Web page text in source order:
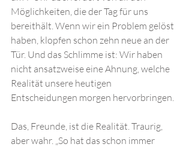
Möglichkeiten, die der Tag für uns
bereithält. Wenn wir ein Problem gelöst
haben, klopfen schon zehn neue an der
Tür. Und das Schlimme ist: Wir haben
nicht ansatzweise eine Ahnung, welche
Realität unsere heutigen
Entscheidungen morgen hervorbringen.
Das, Freunde, ist die Realität. Traurig,
aber wahr. „So hat das schon immer